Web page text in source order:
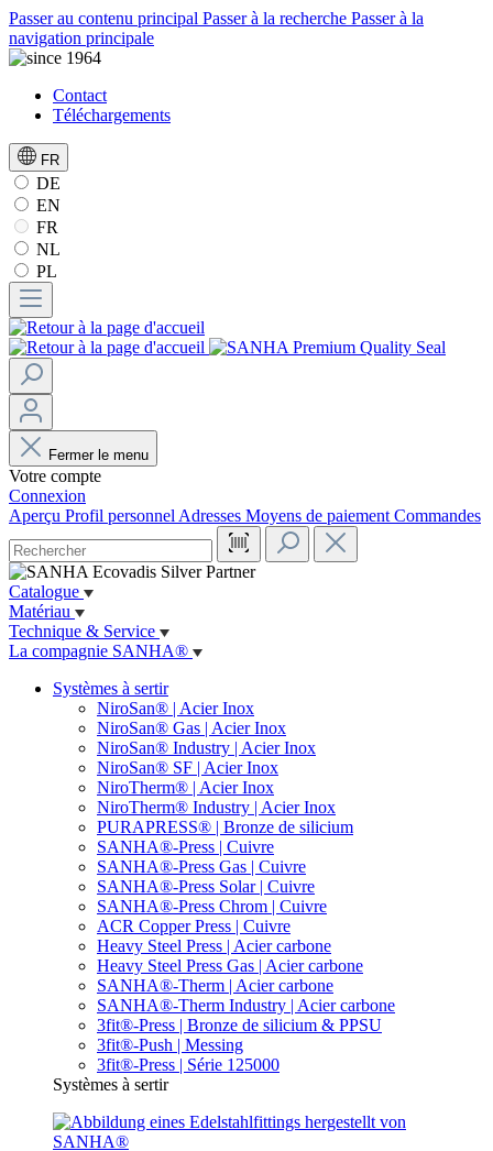
Passer au contenu principal Passer à la recherche Passer à la
navigation principale
Contact
Téléchargements
FR
DE
EN
FR
NL
PL
Fermer le menu
Votre compte
Connexion
Aperçu Profil personnel Adresses Moyens de paiement Commandes
Catalogue
Matériau
Technique & Service
La compagnie SANHA®
Systèmes à sertir
NiroSan® | Acier Inox
NiroSan® Gas | Acier Inox
NiroSan® Industry | Acier Inox
NiroSan® SF | Acier Inox
NiroTherm® | Acier Inox
NiroTherm® Industry | Acier Inox
PURAPRESS® | Bronze de silicium
SANHA®-Press | Cuivre
SANHA®-Press Gas | Cuivre
SANHA®-Press Solar | Cuivre
SANHA®-Press Chrom | Cuivre
ACR Copper Press | Cuivre
Heavy Steel Press | Acier carbone
Heavy Steel Press Gas | Acier carbone
SANHA®-Therm | Acier carbone
SANHA®-Therm Industry | Acier carbone
3fit®-Press | Bronze de silicium & PPSU
3fit®-Push | Messing
3fit®-Press | Série 125000
Systèmes à sertir